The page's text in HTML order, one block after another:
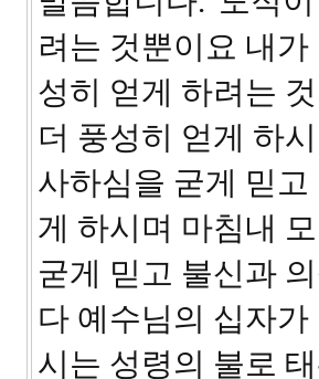
려는 것뿐이요 내
성히 얻게 하려는
더 풍성히 얻게 하
사하심을 굳게 믿
게 하시며 마침내
굳게 믿고 불신과
다 예수님의 십자
시는 성령의 불로